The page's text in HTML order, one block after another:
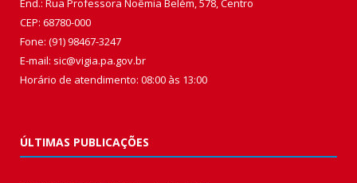
CEP: 68780-000
Fone: (91) 98467-3247
E-mail: sic@vigia.pa.gov.br
Horário de atendimento: 08:00 às 13:00
ÚLTIMAS PUBLICAÇÕES